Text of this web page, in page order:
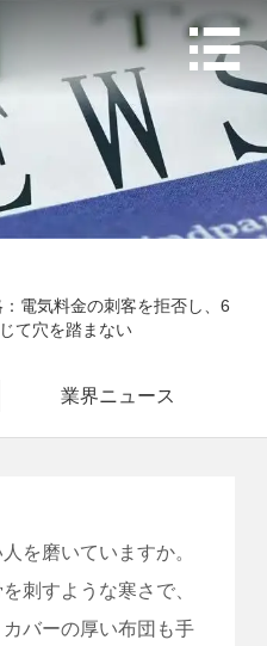

電気料金の刺客を拒否し、6
て穴を踏まない
業界ニュース
を磨いていますか。
刺すような寒さで、
バーの厚い布団も手